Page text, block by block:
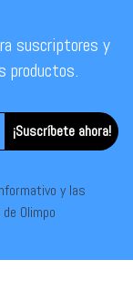
suscriptores y
productos.
¡Suscríbete ahora!
y las
Olimpo